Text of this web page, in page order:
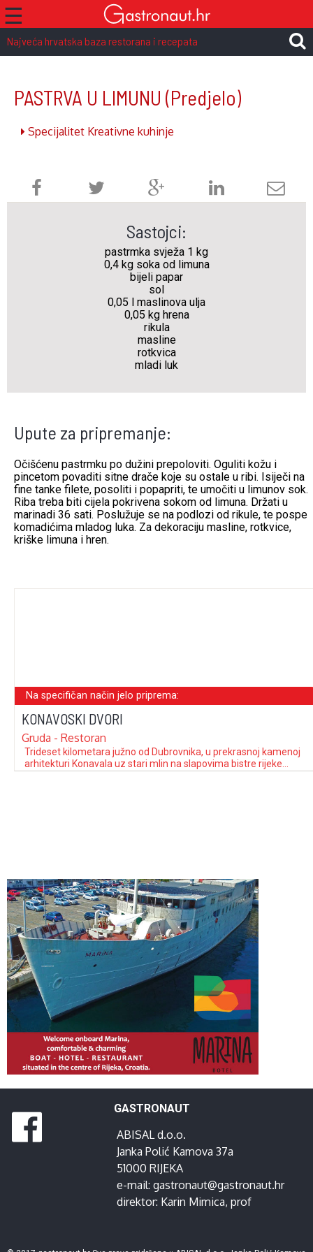
☰
Najveća hrvatska baza restorana i recepata
PASTRVA U LIMUNU (Predjelo)
Specijalitet Kreativne kuhinje
Sastojci:
pastrmka svježa 1 kg
0,4 kg soka od limuna
bijeli papar
sol
0,05 l maslinova ulja
0,05 kg hrena
rikula
masline
rotkvica
mladi luk
Upute za pripremanje:
Očišćenu pastrmku po dužini prepoloviti. Oguliti kožu i
pincetom povaditi sitne drače koje su ostale u ribi. Isiječi na
fine tanke filete, posoliti i popapriti, te umočiti u limunov sok.
Riba treba biti cijela pokrivena sokom od limuna. Držati u
marinadi 36 sati. Poslužuje se na podlozi od rikule, te pospe
komadićima mladog luka. Za dekoraciju masline, rotkvice,
kriške limuna i hren.
Na specifičan način jelo priprema:
KONAVOSKI DVORI
Gruda - Restoran
Trideset kilometara južno od Dubrovnika, u prekrasnoj kamenoj
arhitekturi Konavala uz stari mlin na slapovima bistre rijeke
GASTRONAUT
ABISAL d.o.o.
Janka Polić Kamova 37a
51000 RIJEKA
e-mail: gastronaut@gastronaut.hr
direktor: Karin Mimica, prof